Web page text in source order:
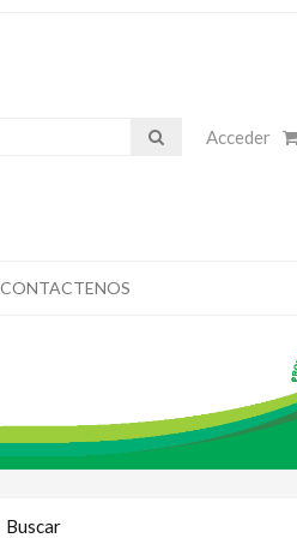
Acceder
CONTACTENOS
Buscar